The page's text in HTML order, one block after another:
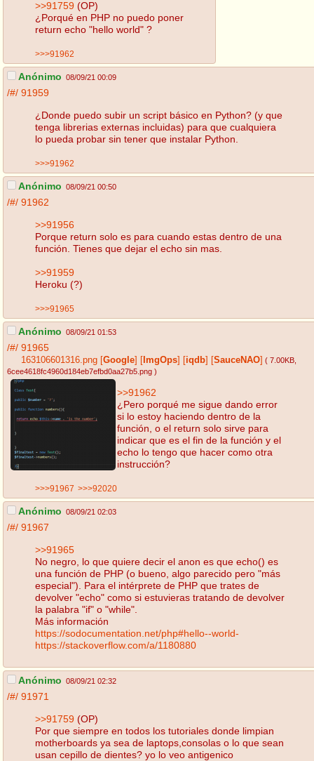
>>91759 (OP)
¿Porqué en PHP no puedo poner
return echo "hello world" ?
>>>91962
Anónimo 08/09/21 00:09
/#/ 91959
¿Donde puedo subir un script básico en Python? (y que
tenga librerias externas incluidas) para que cualquiera
lo pueda probar sin tener que instalar Python.
>>>91962
Anónimo 08/09/21 00:50
/#/ 91962
>>91956
Porque return solo es para cuando estas dentro de una
función. Tienes que dejar el echo sin mas.
>>91959
Heroku (?)
>>>91965
Anónimo 08/09/21 01:53
/#/ 91965
163106601316.png Google ImgOps iqdb SauceNAO ( 7.00KB
6cee4618fc4960d184eb7efbd0aa27b5.png )
>>91962
¿Pero porqué me sigue dando error
si lo estoy haciendo dentro de la
función, o el return solo sirve para
indicar que es el fin de la función y el
echo lo tengo que hacer como otra
instrucción?
>>>91967 >>>92020
Anónimo 08/09/21 02:03
/#/ 91967
>>91965
No negro, lo que quiere decir el anon es que echo() es
una función de PHP (o bueno, algo parecido pero "más
especial"). Para el intérprete de PHP que trates de
devolver "echo" como si estuvieras tratando de devolver
la palabra "if" o "while".
Más información
https://sodocumentation.net/php#hello--world-
https://stackoverflow.com/a/1180880
Anónimo 08/09/21 02:32
/#/ 91971
>>91759 (OP)
Por que siempre en todos los tutoriales donde limpian
motherboards ya sea de laptops,consolas o lo que sean
usan cepillo de dientes? yo lo veo antigenico